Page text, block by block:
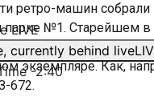
LIVE
currently behind live
-2:40
ретро-машин собрали
парке №1. Старейшем в
Часть из экспонатов
экземпляре. Как,
672.